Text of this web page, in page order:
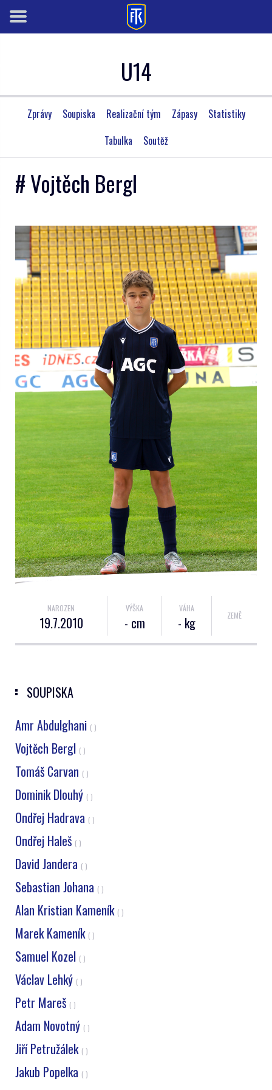
U14
Zprávy Soupiska Realizační tým Zápasy
Statistiky
Tabulka
Soutěž
# Vojtěch Bergl
NAROZEN
19.7.2010
VÝŠKA
- cm
VÁHA
- kg ZEMĚ
SOUPISKA
Amr Abdulghani ( )
Vojtěch Bergl ( )
Tomáš Carvan ( )
Dominik Dlouhý ( )
Ondřej Hadrava ( )
Ondřej Haleš ( )
David Jandera ( )
Sebastian Johana ( )
Alan Kristian Kameník ( )
Marek Kameník ( )
Samuel Kozel ( )
Václav Lehký ( )
Petr Mareš ( )
Adam Novotný ( )
Jiří Petružálek ( )
Jakub Popelka ( )